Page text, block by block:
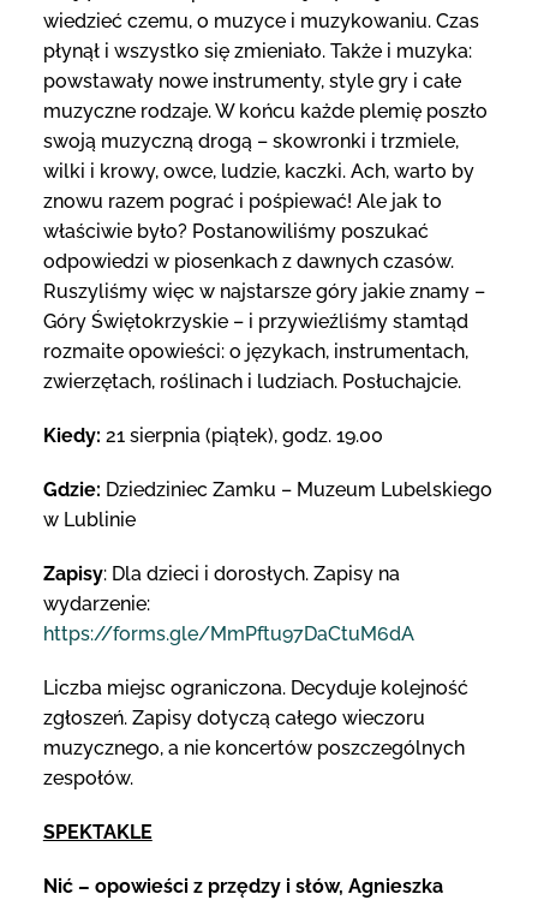
wiedzieć czemu, o muzyce i muzykowaniu. Czas
płynął i wszystko się zmieniało. Także i muzyka:
powstawały nowe instrumenty, style gry i całe
muzyczne rodzaje. W końcu każde plemię poszło
swoją muzyczną drogą – skowronki i trzmiele,
wilki i krowy, owce, ludzie, kaczki. Ach, warto by
znowu razem pograć i pośpiewać! Ale jak to
właściwie było? Postanowiliśmy poszukać
odpowiedzi w piosenkach z dawnych czasów.
Ruszyliśmy więc w najstarsze góry jakie znamy –
Góry Świętokrzyskie – i przywieźliśmy stamtąd
rozmaite opowieści: o językach, instrumentach,
zwierzętach, roślinach i ludziach. Posłuchajcie.
Kiedy: 21 sierpnia (piątek), godz. 19.00
Gdzie: Dziedziniec Zamku – Muzeum Lubelskiego
w Lublinie
Zapisy: Dla dzieci i dorosłych. Zapisy na
wydarzenie:
https://forms.gle/MmPftu97DaCtuM6dA
Liczba miejsc ograniczona. Decyduje kolejność
zgłoszeń. Zapisy dotyczą całego wieczoru
muzycznego, a nie koncertów poszczególnych
zespołów.
SPEKTAKLE
Nić – opowieści z przędzy i słów, Agnieszka